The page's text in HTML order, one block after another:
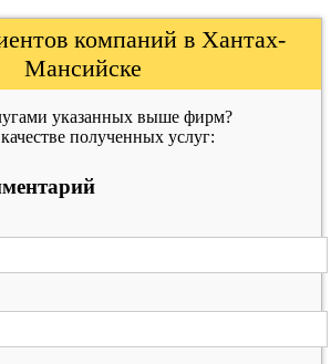
компаний в Хантах-
Мансийске
указанных выше фирм?
полученных услуг: